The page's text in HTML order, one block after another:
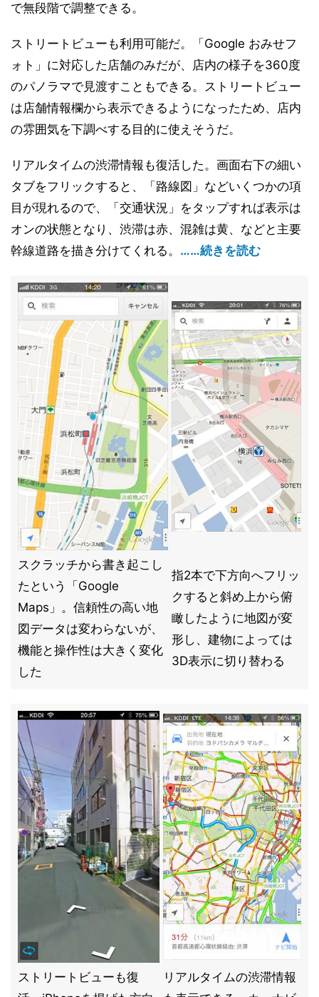
で無段階で調整できる。
ストリートビューも利用可能だ。「Google おみせフ
ォト」に対応した店舗のみだが、店内の様子を360度
のパノラマで見渡すこともできる。ストリートビュー
は店舗情報欄から表示できるようになったため、店内
の雰囲気を下調べする目的に使えそうだ。
リアルタイムの渋滞情報も復活した。画面右下の細い
タブをフリックすると、「路線図」などいくつかの項
目が現れるので、「交通状況」をタップすれば表示は
オンの状態となり、渋滞は赤、混雑は黄、などと主要
幹線道路を描き分けてくれる。 ……続きを読む
スクラッチから書き起こし
たという「Google
Maps」。信頼性の高い地
図データは変わらないが、
機能と操作性は大きく変化
した
指2本で下方向へフリッ
クすると斜め上から俯
瞰したように地図が変
形し、建物によっては
3D表示に切り替わる
ストリートビューも復
リアルタイムの渋滞情報